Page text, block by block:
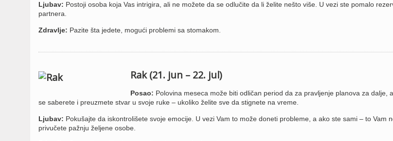
Ljubav: Postoji osoba koja Vas intrigira, ali ne možete da se odlučite da li želite nešto više. U vezi ste pomalo
partnera.
Zdravlje: Pazite šta jedete, mogući problemi sa stomakom.
Rak (21. jun – 22. jul)
Posao: Polovina meseca može biti odličan period da za pravljenje planova za dalje,
se saberete i preuzmete stvar u svoje ruke – ukoliko želite sve da stignete na vreme.
Ljubav: Pokušajte da iskontrolišete svoje emocije. U vezi Vam to može doneti probleme, a ako ste sami – to Vam
privučete pažnju željene osobe.